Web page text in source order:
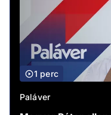
1 perc
Paláver